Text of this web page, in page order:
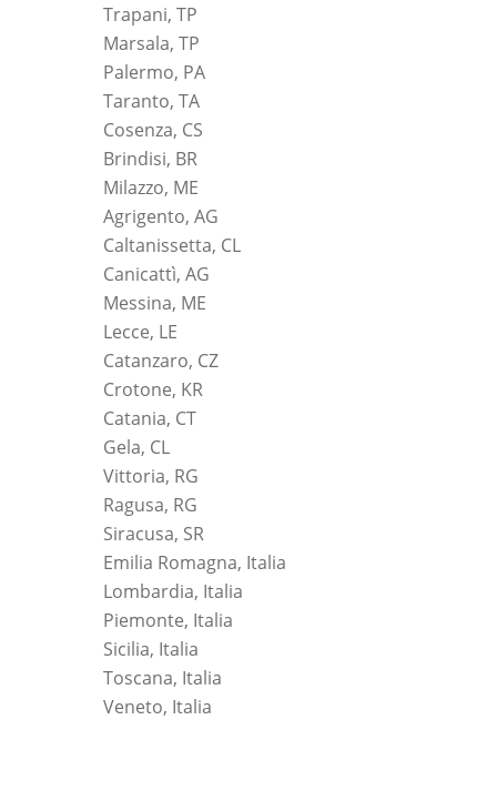
Trapani, TP
Marsala, TP
Palermo, PA
Taranto, TA
Cosenza, CS
Brindisi, BR
Milazzo, ME
Agrigento, AG
Caltanissetta, CL
Canicattì, AG
Messina, ME
Lecce, LE
Catanzaro, CZ
Crotone, KR
Catania, CT
Gela, CL
Vittoria, RG
Ragusa, RG
Siracusa, SR
Emilia Romagna, Italia
Lombardia, Italia
Piemonte, Italia
Sicilia, Italia
Toscana, Italia
Veneto, Italia